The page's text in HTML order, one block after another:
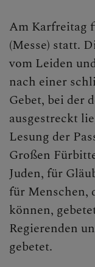
Am Karfreitag
(Messe) statt.
vom Leiden
nach einer
Gebet, bei der
ausgestreckt
Lesung der
Großen
Juden, für
für Menschen,
können,
Regierenden
gebetet.